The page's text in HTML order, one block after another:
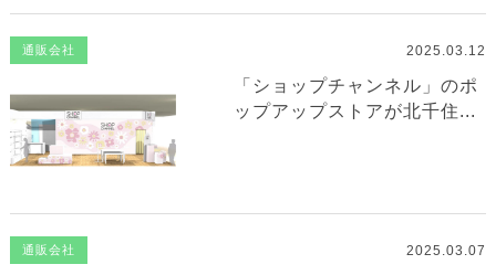
通販会社 2025.03.12
「ショップチャンネル」のポ
ップアップストアが北千住...
通販会社 2025.03.07